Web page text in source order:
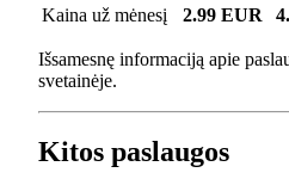
Kaina už mėnesį
2.99 EUR
Išsamesnę informaciją apie
svetainėje.
Kitos paslaugos